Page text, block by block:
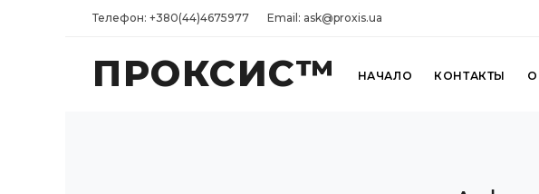
Телефон: +380(44)4675977 Email: ask@proxis.ua
ПРОКСИС™ НАЧАЛО КОНТАКТЫ